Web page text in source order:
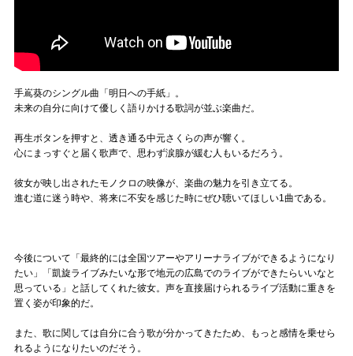
手嶌葵のシングル曲「明日への手紙」。
未来の自分に向けて優しく語りかける歌詞が並ぶ楽曲だ。
再生ボタンを押すと、透き通る中元さくらの声が響く。
心にまっすぐと届く歌声で、思わず涙腺が緩む人もいるだろう。
彼女が映し出されたモノクロの映像が、楽曲の魅力を引き立てる。
進む道に迷う時や、将来に不安を感じた時にぜひ聴いてほしい1曲である。
今後について「最終的には全国ツアーやアリーナライブができるようになり
たい」「凱旋ライブみたいな形で地元の広島でのライブができたらいいなと
思っている」と話してくれた彼女。声を直接届けられるライブ活動に重きを
置く姿が印象的だ。
また、歌に関しては自分に合う歌が分かってきたため、もっと感情を乗せら
れるようになりたいのだそう。